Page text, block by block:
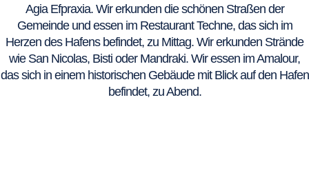
Agia Efpraxia. Wir erkunden die schönen Straßen der
Gemeinde und essen im Restaurant Techne, das sich im
Herzen des Hafens befindet, zu Mittag. Wir erkunden Strände
wie San Nicolas, Bisti oder Mandraki. Wir essen im Amalour,
das sich in einem historischen Gebäude mit Blick auf den Hafen
befindet, zu Abend.